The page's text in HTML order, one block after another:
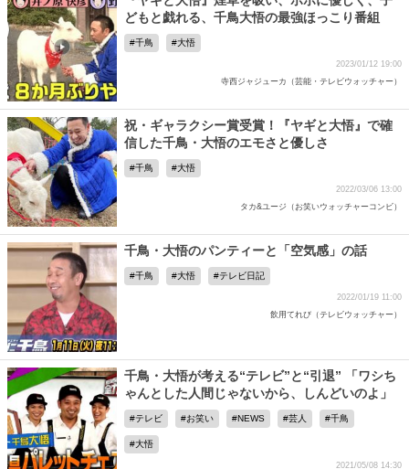
どもと戯れる、千鳥大悟の最強ほっこり番組
千鳥 大悟
2023/01/12 19:00
寺西ジャジューカ（芸能・テレビウォッチャー）
祝・ギャラクシー賞受賞！『ヤギと大悟』で確
信した千鳥・大悟のエモさと優しさ
千鳥 大悟
2022/03/06 13:00
タカ&ユージ（お笑いウォッチャーコンビ）
千鳥・大悟のパンティーと「空気感」の話
千鳥 大悟 テレビ日記
2022/01/19 11:00
飲用てれび（テレビウォッチャー）
千鳥・大悟が考える“テレビ”と“引退” 「ワシち
ゃんとした人間じゃないから、しんどいのよ」
テレビ お笑い NEWS 芸人 千鳥
大悟
2021/05/08 14:30